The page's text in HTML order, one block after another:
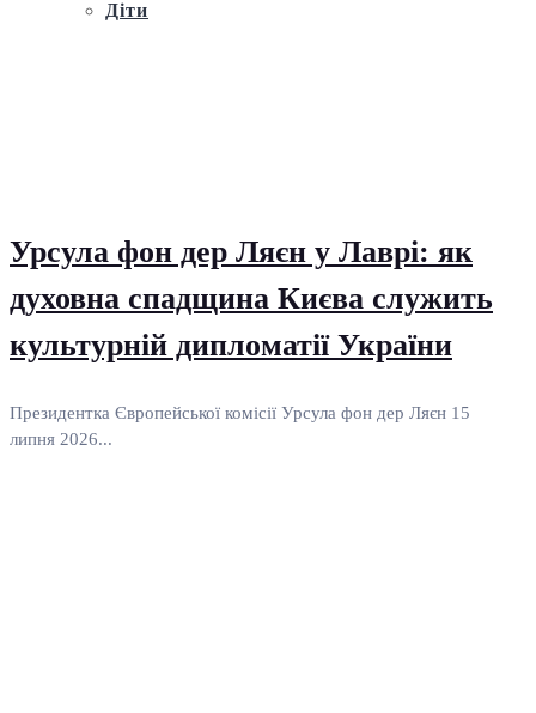
Діти
Урсула фон дер Ляєн у Лаврі: як
духовна спадщина Києва служить
культурній дипломатії України
Президентка Європейської комісії Урсула фон дер Ляєн 15
липня 2026...